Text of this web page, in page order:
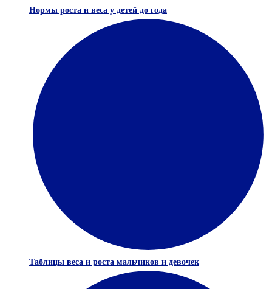
Нормы роста и веса у детей до года
Таблицы веса и роста мальчиков и девочек